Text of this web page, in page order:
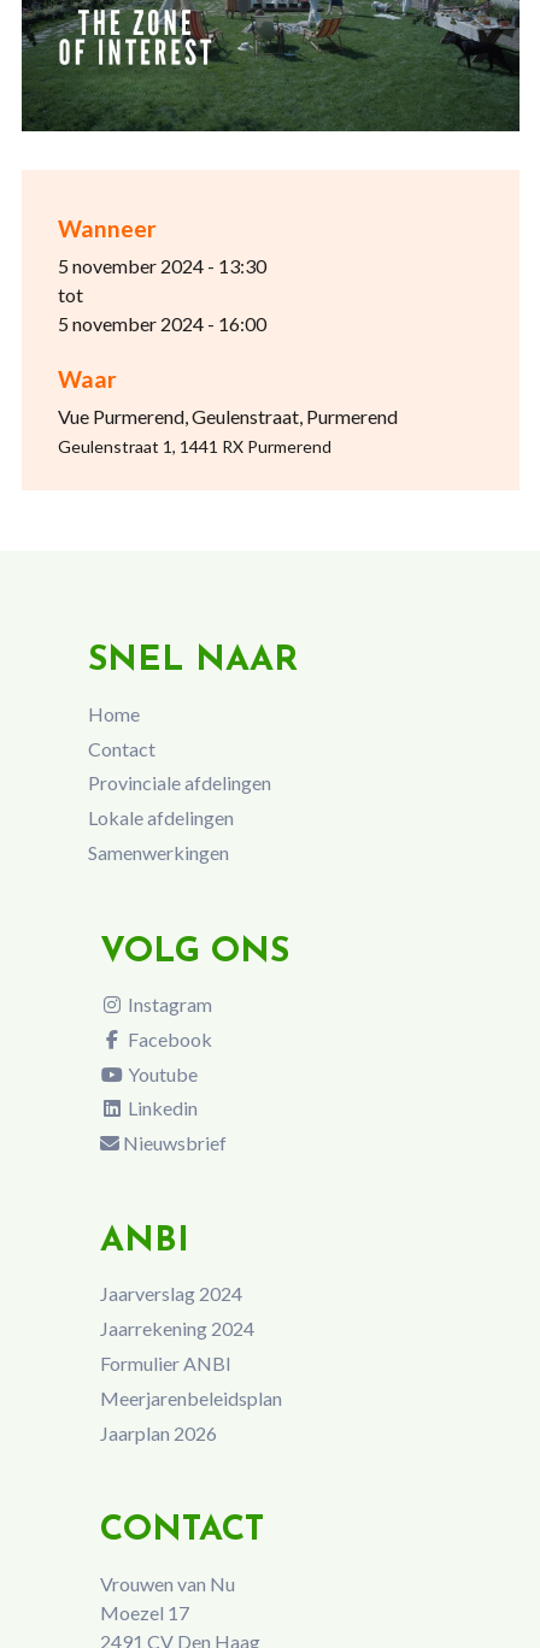
Wanneer
5 november 2024 - 13:30
tot
5 november 2024 - 16:00
Waar
Vue Purmerend, Geulenstraat, Purmerend
Geulenstraat 1, 1441 RX Purmerend
SNEL NAAR
Home
Contact
Provinciale afdelingen
Lokale afdelingen
Samenwerkingen
VOLG ONS
Instagram
Facebook
Youtube
Linkedin
Nieuwsbrief
ANBI
Jaarverslag 2024
Jaarrekening 2024
Formulier ANBI
Meerjarenbeleidsplan
Jaarplan 2026
CONTACT
Vrouwen van Nu
Moezel 17
2491 CV Den Haag